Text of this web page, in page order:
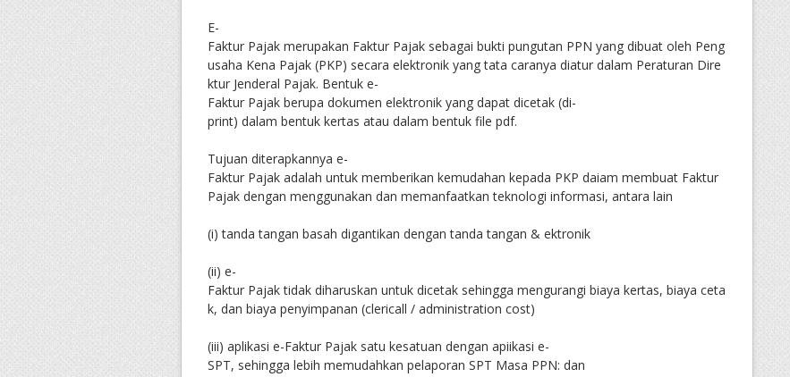
E-
Faktur Pajak merupakan Faktur Pajak sebagai bukti pungutan PPN yang dibuat oleh Peng
usaha Kena Pajak (PKP) secara elektronik yang tata caranya diatur dalam Peraturan Dire
ktur Jenderal Pajak. Bentuk e-
Faktur Pajak berupa dokumen elektronik yang dapat dicetak (di-
print) dalam bentuk kertas atau dalam bentuk file pdf.
Tujuan diterapkannya e-
Faktur Pajak adalah untuk memberikan kemudahan kepada PKP daiam membuat Faktur
Pajak dengan menggunakan dan memanfaatkan teknologi informasi, antara lain
(i) tanda tangan basah digantikan dengan tanda tangan & ektronik
(ii) e-
Faktur Pajak tidak diharuskan untuk dicetak sehingga mengurangi biaya kertas, biaya ceta
k, dan biaya penyimpanan (clericall / administration cost)
(iii) aplikasi e-Faktur Pajak satu kesatuan dengan apiikasi e-
SPT, sehingga lebih memudahkan pelaporan SPT Masa PPN: dan